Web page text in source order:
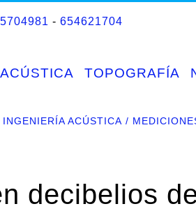
- 654621704
ACÚSTICA TOPOGRAFÍA
INGENIERÍA ACÚSTICA
decibelios